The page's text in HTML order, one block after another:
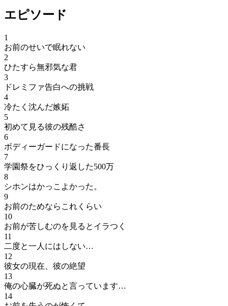
エピソード
1
お前のせいで眠れない
2
ひたすら無邪気な君
3
ドレミファ告白への挑戦
4
冷たく沈んだ嫉妬
5
初めて見る彼の残酷さ
6
ボディーガードになった番長
7
学園祭をひっくり返した500万
8
シホンはかっこよかった。
9
お前のためならこれくらい
10
お前が苦しむのを見るとイラつく
11
二度と一人にはしない…
12
彼女の現在、彼の絶望
13
俺の心臓が死ぬと言っています…
14